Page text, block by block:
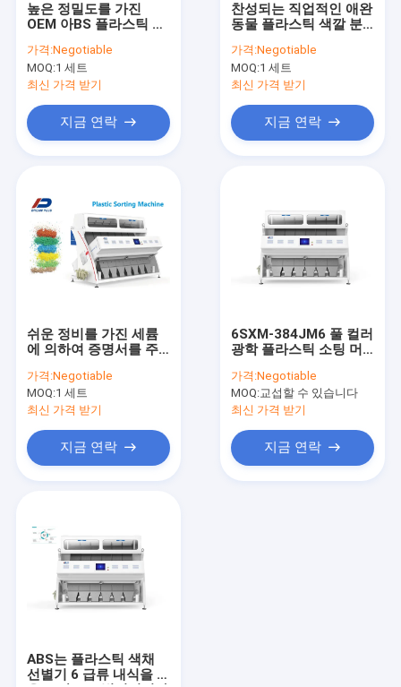
쌀 색상 분류기
곡물 색상 분류기
옥수수 색상 분류기
견과류 색상 분류기
CCD 색상 분류기 기계
야채 선별기
플라스틱 선별기
금속 색상 분류기
벨트형 컬러 분류기
높은 정밀도를 가진
OEM 아BS 플라스틱 분
가격:Negotiable
MOQ:1 세트
최신 가격 받기
지금 연락
찬성되는 직업적인 애완
동물 플라스틱 색깔 분
하여 주문을 받아서 만
들어지는 SGS
가격:Negotiable
MOQ:1 세트
최신 가격 받기
지금 연락
쉬운 정비를 가진 세륨
에 의하여 증명서를 주
가격:Negotiable
MOQ:1 세트
최신 가격 받기
지금 연락
6SXM-384JM6 풀 컬러
광학 플라스틱 소팅 머
가격:Negotiable
MOQ:교섭할 수 있습니다
최신 가격 받기
지금 연락
ABS는 플라스틱 색채
선별기 6 급류 내식을 얇